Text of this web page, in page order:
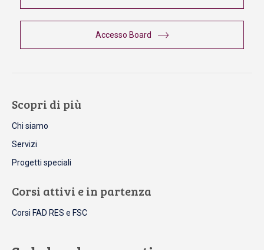
Accesso Board
Scopri di più
Chi siamo
Servizi
Progetti speciali
Corsi attivi e in partenza
Corsi FAD RES e FSC